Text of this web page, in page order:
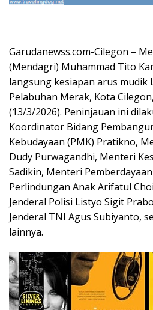
Garudanewss.com-Cilegon –
(Mendagri) Muhammad Tito
langsung kesiapan arus mudik
Pelabuhan Merak, Kota
(13/3/2026). Peninjauan ini
Koordinator Bidang
Kebudayaan (PMK) Pratikno,
Dudy Purwagandhi, Menteri
Sadikin, Menteri
Perlindungan Anak Arifatul
Jenderal Polisi Listyo Sigit
Jenderal TNI Agus Subiyanto,
lainnya.